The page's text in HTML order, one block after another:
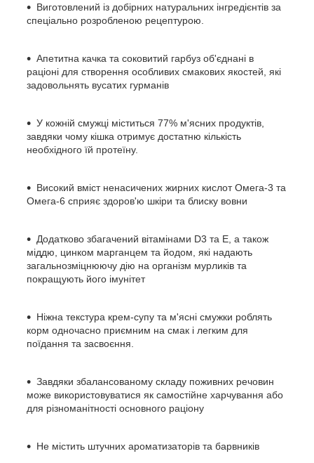
Виготовлений із добірних натуральних інгредієнтів за
спеціально розробленою рецептурою.
Апетитна качка та соковитий гарбуз об'єднані в
раціоні для створення особливих смакових якостей, які
задовольнять вусатих гурманів
У кожній смужці міститься 77% м'ясних продуктів,
завдяки чому кішка отримує достатню кількість
необхідного їй протеїну.
Високий вміст ненасичених жирних кислот Омега-3 та
Омега-6 сприяє здоров'ю шкіри та блиску вовни
Додатково збагачений вітамінами D3 та Е, а також
міддю, цинком марганцем та йодом, які надають
загальнозміцнюючу дію на організм мурликів та
покращують його імунітет
Ніжна текстура крем-супу та м'ясні смужки роблять
корм одночасно приємним на смак і легким для
поїдання та засвоєння.
Завдяки збалансованому складу поживних речовин
може використовуватися як самостійне харчування або
для різноманітності основного раціону
Не містить штучних ароматизаторів та барвників